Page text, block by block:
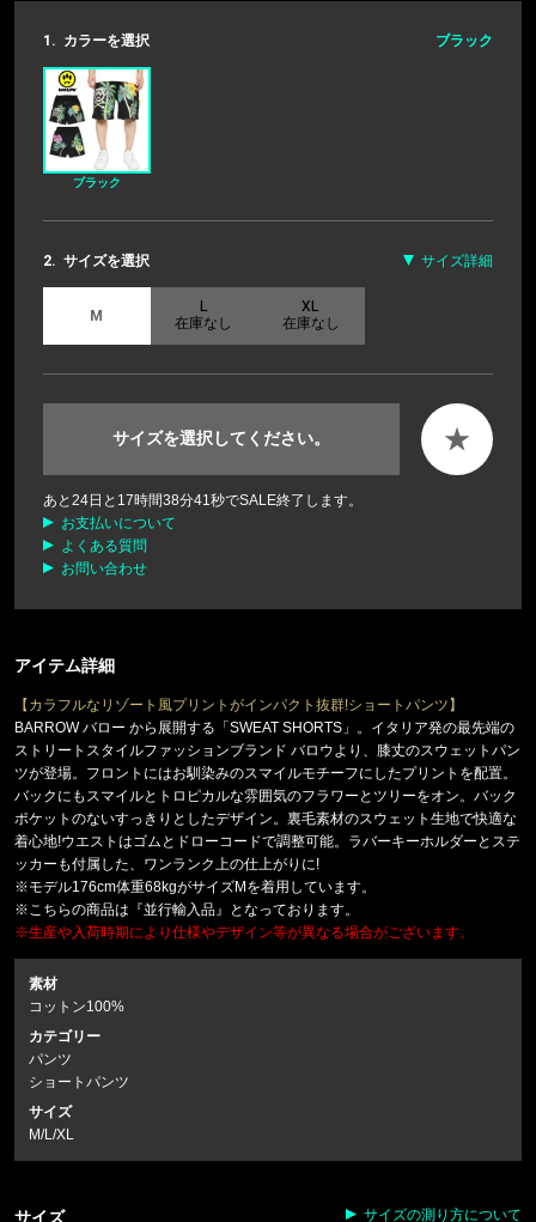
1. カラーを選択 ブラック
ブラック
2. サイズを選択 サイズ詳細
M L
在庫なし
XL
在庫なし
サイズを選択してください。 ★
あと 24日と 17時間38分40秒でSALE終了します。
お支払いについて
よくある質問
お問い合わせ
アイテム詳細
【カラフルなリゾート風プリントがインパクト抜群!ショートパンツ】
BARROW バロー から展開する「SWEAT SHORTS」。イタリア発の最先端の
ストリートスタイルファッションブランド バロウより、膝丈のスウェットパン
ツが登場。フロントにはお馴染みのスマイルモチーフにしたプリントを配置。
バックにもスマイルとトロピカルな雰囲気のフラワーとツリーをオン。バック
ポケットのないすっきりとしたデザイン。裏毛素材のスウェット生地で快適な
着心地!ウエストはゴムとドローコードで調整可能。ラバーキーホルダーとステ
ッカーも付属した、ワンランク上の仕上がりに!
※モデル176cm体重68kgがサイズMを着用しています。
※こちらの商品は『並行輸入品』となっております。
※生産や入荷時期により仕様やデザイン等が異なる場合がございます。
素材
コットン100%
カテゴリー
パンツ
ショートパンツ
サイズ
M/L/XL
サイズ サイズの測り方について